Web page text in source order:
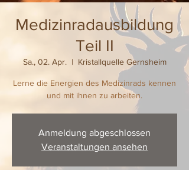
Medizinradausbildung
Teil II
Sa., 02. Apr.
  |
Kristallquelle Gernsheim
Lerne die Energien des Medizinrads kennen
und mit ihnen zu arbeiten.
Anmeldung abgeschlossen
Veranstaltungen ansehen